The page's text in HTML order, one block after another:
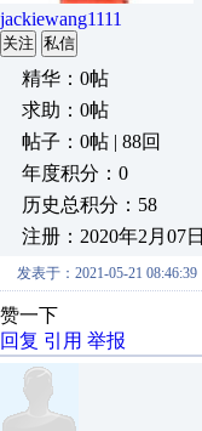
jackiewang1111
关注 私信
精华：0帖
求助：0帖
帖子：0帖 | 88回
年度积分：0
历史总积分：58
注册：2020年2月07日
发表于：2021-05-21 08:46:39
赞一下
回复 引用 举报